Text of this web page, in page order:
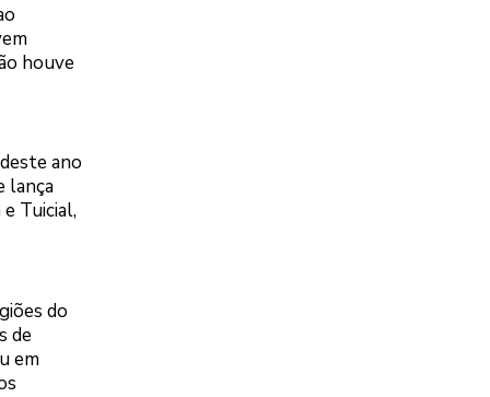
houve
ano
lança
Tuicial,
do
de
em